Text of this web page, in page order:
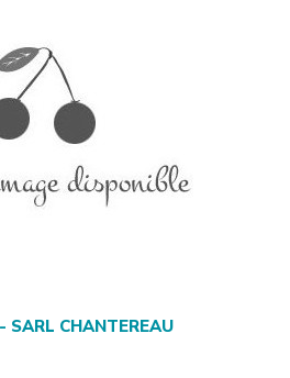
SARL CHANTEREAU